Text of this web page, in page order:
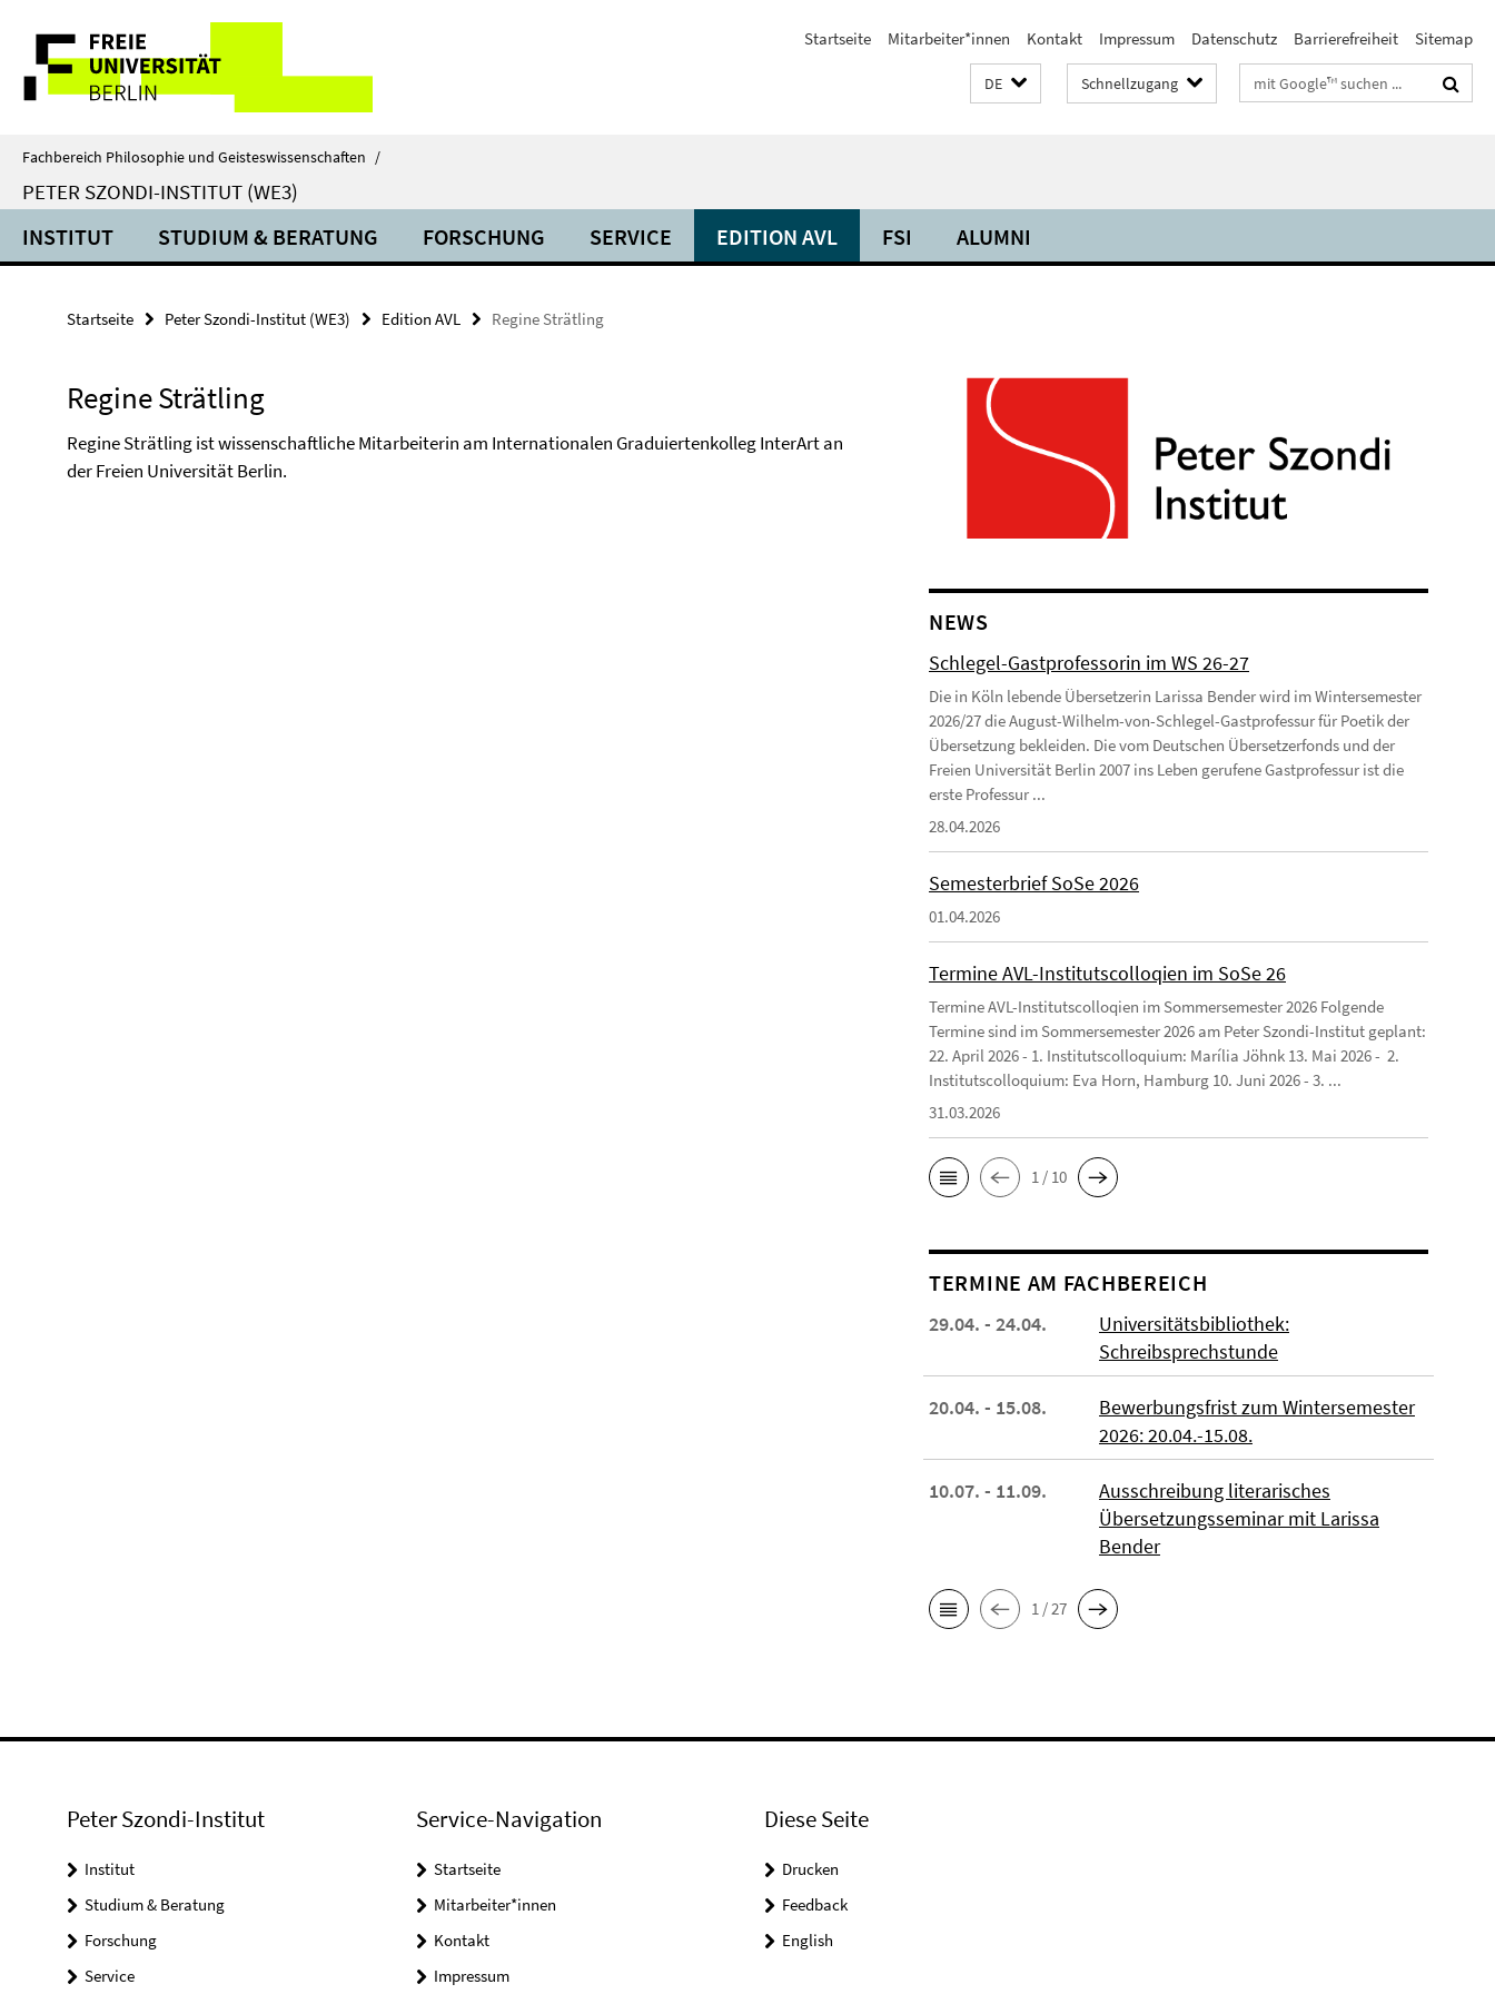
direkt
Inhalt
Service-
Navigation
Startseite Mitarbeiter*innen Kontakt Impressum Datenschutz Barrierefreiheit Sitemap
DE Schnellzugang Suchbegriffe
Fachbereich Philosophie und Geisteswissenschaften /
PETER SZONDI-INSTITUT (WE3)
INSTITUT STUDIUM & BERATUNG FORSCHUNG SERVICE EDITION AVL FSI ALUMNI
Startseite Peter Szondi-Institut (WE3) Edition AVL Regine Strätling
Regine Strätling
Regine Strätling ist wissenschaftliche Mitarbeiterin am Internationalen Graduiertenkolleg InterArt an
der Freien Universität Berlin.
NEWS
Schlegel-Gastprofessorin im WS 26-27
Die in Köln lebende Übersetzerin Larissa Bender wird im Wintersemester
2026/27 die August-Wilhelm-von-Schlegel-Gastprofessur für Poetik der
Übersetzung bekleiden. Die vom Deutschen Übersetzerfonds und der
Freien Universität Berlin 2007 ins Leben gerufene Gastprofessur ist die
erste Professur ...
28.04.2026
Semesterbrief SoSe 2026
01.04.2026
Termine AVL-Institutscolloqien im SoSe 26
Termine AVL-Institutscolloqien im Sommersemester 2026 Folgende
Termine sind im Sommersemester 2026 am Peter Szondi-Institut geplant:
22. April 2026 - 1. Institutscolloquium: Marília Jöhnk 13. Mai 2026 - 2.
Institutscolloquium: Eva Horn, Hamburg 10. Juni 2026 - 3. ...
31.03.2026
1 / 10
TERMINE AM FACHBEREICH
29.04. - 24.04.
Universitätsbibliothek:
Schreibsprechstunde
20.04. - 15.08.
Bewerbungsfrist zum Wintersemester
2026: 20.04.-15.08.
10.07. - 11.09.
Ausschreibung literarisches
Übersetzungsseminar mit Larissa
Bender
1 / 27
Peter Szondi-Institut
Institut
Studium & Beratung
Forschung
Service
Service-Navigation
Startseite
Mitarbeiter*innen
Kontakt
Impressum
Diese Seite
Drucken
Feedback
English